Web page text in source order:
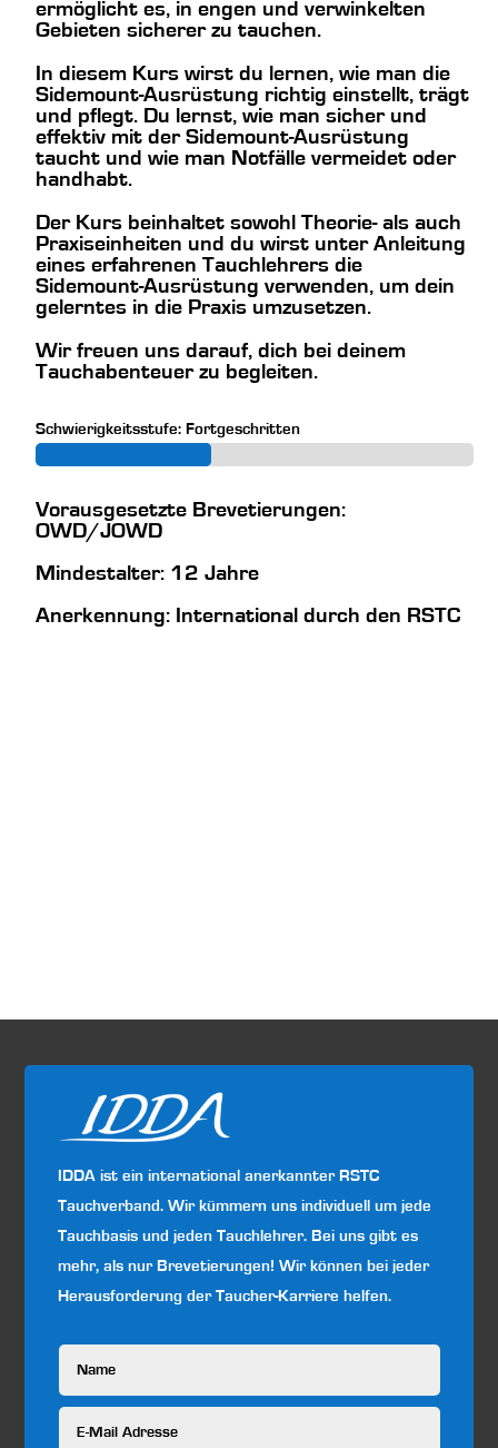
ermöglicht es, in engen und verwinkelten
Gebieten sicherer zu tauchen.
In diesem Kurs wirst du lernen, wie man die
Sidemount-Ausrüstung richtig einstellt, trägt
und pflegt. Du lernst, wie man sicher und
effektiv mit der Sidemount-Ausrüstung
taucht und wie man Notfälle vermeidet oder
handhabt.
Der Kurs beinhaltet sowohl Theorie- als auch
Praxiseinheiten und du wirst unter Anleitung
eines erfahrenen Tauchlehrers die
Sidemount-Ausrüstung verwenden, um dein
gelerntes in die Praxis umzusetzen.
Wir freuen uns darauf, dich bei deinem
Tauchabenteuer zu begleiten.
Schwierigkeitsstufe: Fortgeschritten
Vorausgesetzte Brevetierungen:
OWD/JOWD
Mindestalter: 12 Jahre
Anerkennung: International durch den RSTC
IDDA ist ein international anerkannter RSTC
Tauchverband. Wir kümmern uns individuell um jede
Tauchbasis und jeden Tauchlehrer. Bei uns gibt es
mehr, als nur Brevetierungen! Wir können bei jeder
Herausforderung der Taucher-Karriere helfen.